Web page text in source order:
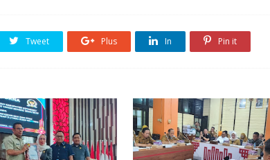
Tweet Plus In Pin it